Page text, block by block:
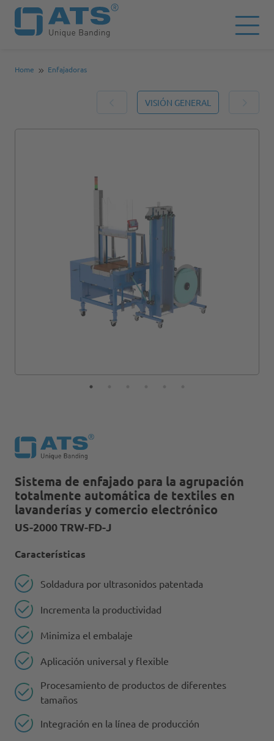
Home Enfajadoras
VISIÓN GENERAL
Sistema de enfajado para la agrupación
totalmente automática de textiles en
lavanderías y comercio electrónico
US-2000 TRW-FD-J
Características
Soldadura por ultrasonidos patentada
Incrementa la productividad
Minimiza el embalaje
Aplicación universal y flexible
Procesamiento de productos de diferentes
tamaños
Integración en la línea de producción